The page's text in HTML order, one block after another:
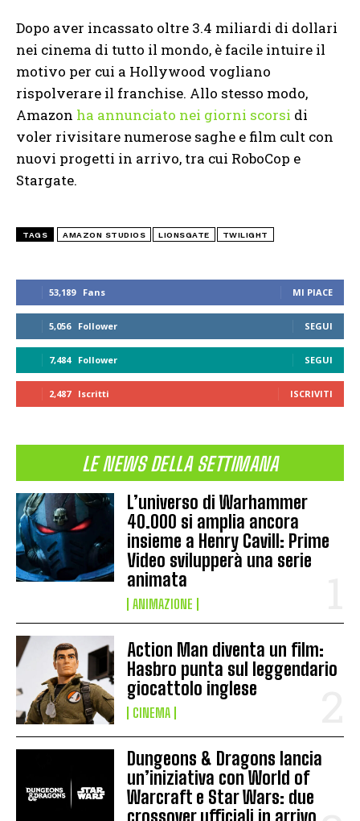
53,189 Fans MI PIACE
5,056 Follower SEGUI
7,484 Follower SEGUI
2,487 Iscritti ISCRIVITI
LE NEWS DELLA SETTIMANA
L’universo di Warhammer
40.000 si amplia ancora
insieme a Henry Cavill: Prime
Video svilupperà una serie
animata
ANIMAZIONE
Action Man diventa un film:
Hasbro punta sul leggendario
giocattolo inglese
CINEMA
Dungeons & Dragons lancia
un’iniziativa con World of
Warcraft e Star Wars: due
Dopo aver incassato oltre 3.4 miliardi di dollari
nei cinema di tutto il mondo, è facile intuire il
motivo per cui a Hollywood vogliano
rispolverare il franchise. Allo stesso modo,
Amazon ha annunciato nei giorni scorsi di
voler rivisitare numerose saghe e film cult con
nuovi progetti in arrivo, tra cui RoboCop e
Stargate.
TAGS AMAZON STUDIOS LIONSGATE TWILIGHT